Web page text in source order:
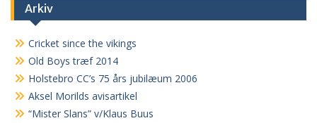
Arkiv
Cricket since the vikings
Old Boys træf 2014
Holstebro CC’s 75 års jubilæum 2006
Aksel Morilds avisartikel
“Mister Slans” v/Klaus Buus